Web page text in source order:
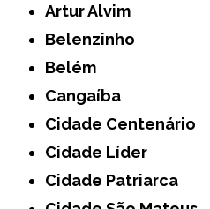
Artur Alvim
Belenzinho
Belém
Cangaíba
Cidade Centenário
Cidade Líder
Cidade Patriarca